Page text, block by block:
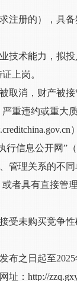
注册的），具
技术能力，拟
上岗。
取消，财产被
重违约或重大
）
行信息公开网”
管理关系的不
者具有直接管
受未购买竞争性
布之日起至2025
址： http://